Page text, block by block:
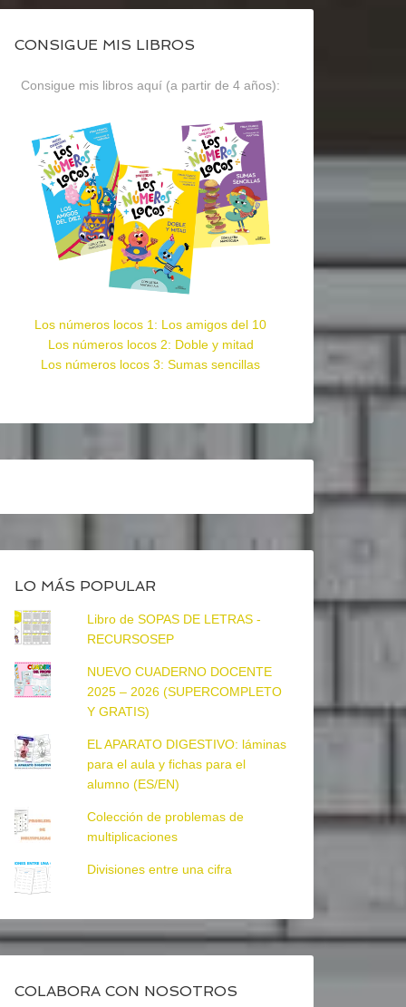
CONSIGUE MIS LIBROS
Consigue mis libros aquí (a partir de 4 años):
Los números locos 1: Los amigos del 10
Los números locos 2: Doble y mitad
Los números locos 3: Sumas sencillas
LO MÁS POPULAR
Libro de SOPAS DE LETRAS -
RECURSOSEP
NUEVO CUADERNO DOCENTE
2025 – 2026 (SUPERCOMPLETO
Y GRATIS)
EL APARATO DIGESTIVO: láminas
para el aula y fichas para el
alumno (ES/EN)
Colección de problemas de
multiplicaciones
Divisiones entre una cifra
COLABORA CON NOSOTROS